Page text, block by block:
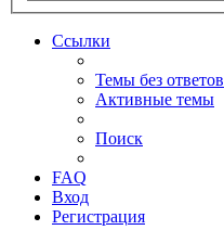
Ссылки
Темы без ответов
Активные темы
Поиск
FAQ
Вход
Регистрация